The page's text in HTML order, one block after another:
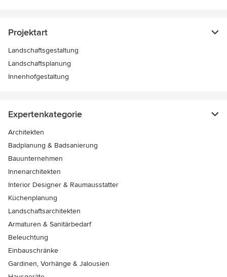
Projektart
Landschaftsgestaltung
Landschaftsplanung
Innenhofgestaltung
Expertenkategorie
Architekten
Badplanung & Badsanierung
Bauunternehmen
Innenarchitekten
Interior Designer & Raumausstatter
Küchenplanung
Landschaftsarchitekten
Armaturen & Sanitärbedarf
Beleuchtung
Einbauschränke
Gardinen, Vorhänge & Jalousien